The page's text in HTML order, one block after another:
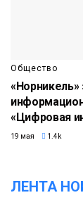
Общество
«Цифровая
19 мая 1.4k
ЛЕНТА